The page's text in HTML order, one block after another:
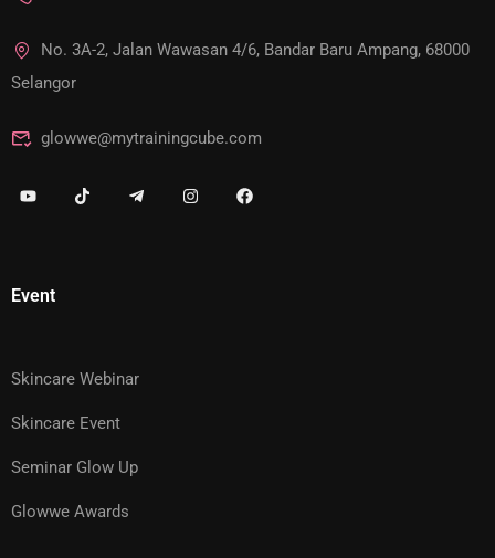
No. 3A-2, Jalan Wawasan 4/6, Bandar Baru Ampang, 68000
Selangor
glowwe@mytrainingcube.com
Event
Skincare Webinar
Skincare Event
Seminar Glow Up
Glowwe Awards